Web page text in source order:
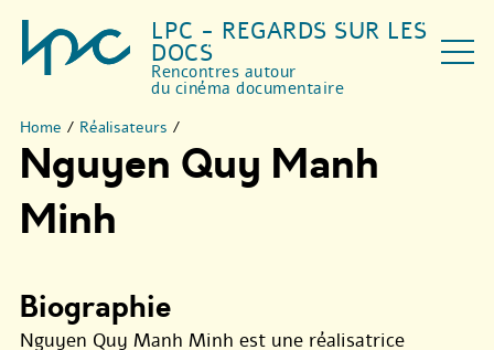
LPC - REGARDS SUR LES
DOCS
Rencontres autour
du cinéma documentaire
Home / Réalisateurs /
Nguyen Quy Manh
Minh
Biographie
Nguyen Quy Manh Minh est une réalisatrice